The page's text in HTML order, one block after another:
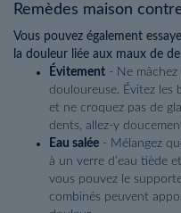
Remèdes maison
Vous pouvez également
la douleur liée aux maux de
Évitement - Ne
douloureuse. Évitez les
et ne croquez pas de
dents, allez-y
Eau salée - Mélangez
à un verre d’eau tiède
vous pouvez le
combinés peuvent